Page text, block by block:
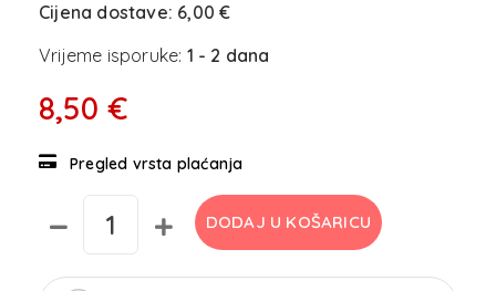
Cijena dostave: 6,00 €
Vrijeme isporuke: 1 - 2 dana
8,50 €
Pregled vrsta plaćanja
DODAJ U KOŠARICU